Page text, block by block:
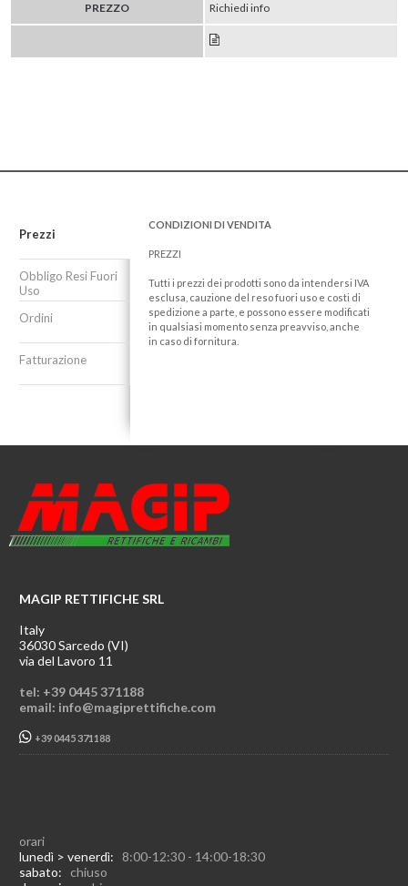
PREZZO Richiedi info
Prezzi
Obbligo Resi Fuori
Uso
Ordini
Fatturazione
CONDIZIONI DI VENDITA
PREZZI
Tutti i prezzi dei prodotti sono da intendersi IVA
esclusa, cauzione del reso fuori uso e costi di
spedizione a parte, e possono essere modificati
in qualsiasi momento senza preavviso, anche
in caso di fornitura.
MAGIP RETTIFICHE SRL
Italy
36030 Sarcedo (VI)
via del Lavoro 11
tel: +39 0445 371188
email: info@magiprettifiche.com
+39 0445 371188
orari
lunedì > venerdì: 8:00-12:30 - 14:00-18:30
sabato: chiuso